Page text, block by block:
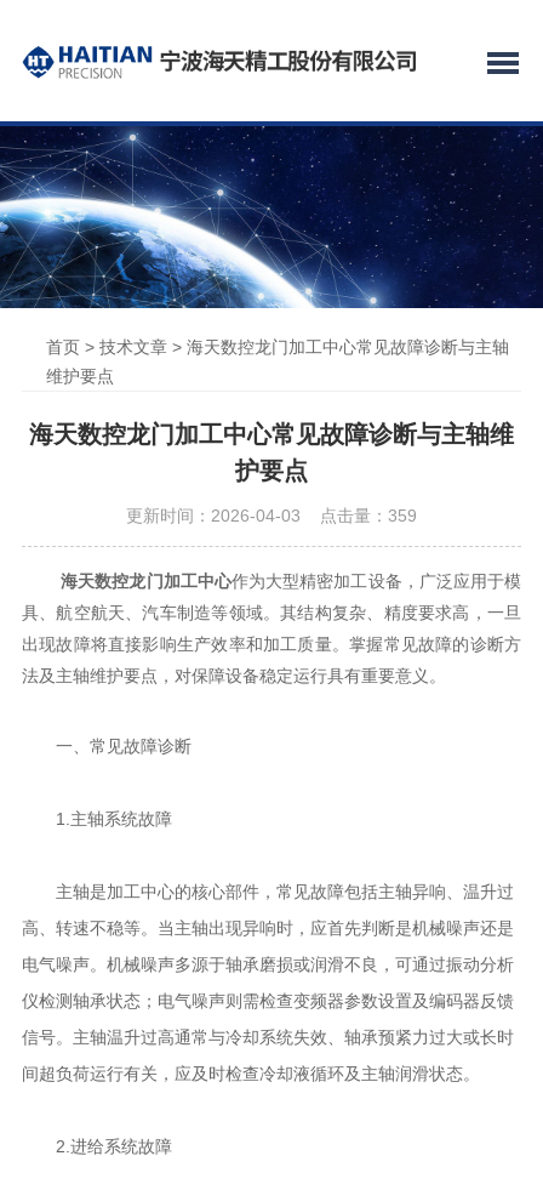
首页> 技术文章> 海天数控龙门加工中心常见故障诊断与主轴
维护要点
海天数控龙门加工中心常见故障诊断与主轴维
护要点
更新时间：2026-04-03 点击量： 359
海天数控龙门加工中心作为大型精密加工设备，广泛应用于模
具、航空航天、汽车制造等领域。其结构复杂、精度要求高，一旦
出现故障将直接影响生产效率和加工质量。掌握常见故障的诊断方
法及主轴维护要点，对保障设备稳定运行具有重要意义。
一、常见故障诊断
1.主轴系统故障
主轴是加工中心的核心部件，常见故障包括主轴异响、温升过
高、转速不稳等。当主轴出现异响时，应首先判断是机械噪声还是
电气噪声。机械噪声多源于轴承磨损或润滑不良，可通过振动分析
仪检测轴承状态；电气噪声则需检查变频器参数设置及编码器反馈
信号。主轴温升过高通常与冷却系统失效、轴承预紧力过大或长时
间超负荷运行有关，应及时检查冷却液循环及主轴润滑状态。
2.进给系统故障